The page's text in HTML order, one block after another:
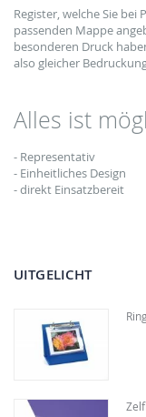
Register, welche Sie
passenden Mappe
besonderen Druck
also gleicher
Alles ist
- Representativ
- Einheitliches Design
- direkt Einsatzbereit
UITGELICHT